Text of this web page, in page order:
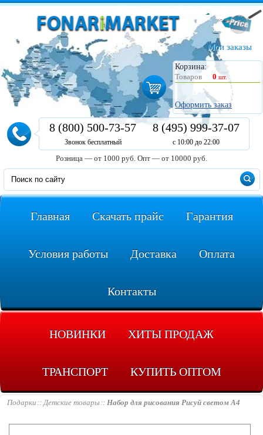
Мои заказы
Корзина:
Товаров
0 шт.
Оформить заказ
8 (800) 500-73-57
Звонок бесплатный
8 (495) 999-37-07
с 10:00 до 22:00
Розница — от 1000 руб. Опт — от 10000 руб.
Главная Скачать прайс Гарантия
Условия работы Доставка Оплата
Контакты
НОВИНКИ ХИТЫ ПРОДАЖ
ТРАНСПОРТ КУПИТЬ ОПТОМ
Подарки Детские товары Набор для рисования Рисуй светом A4